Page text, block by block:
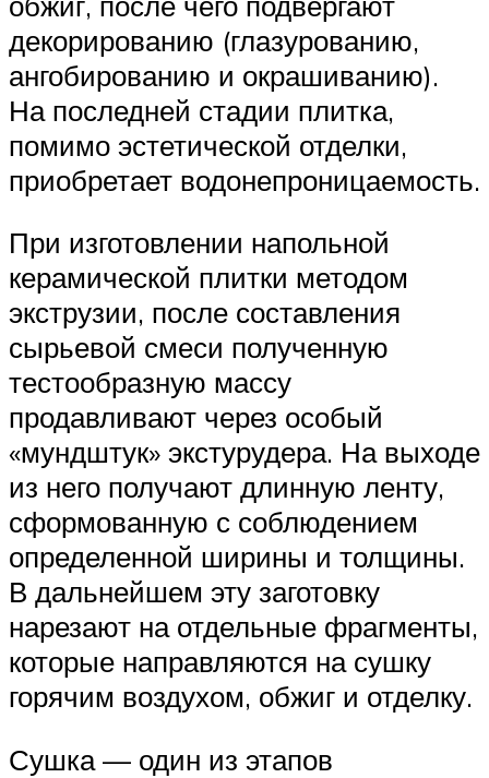
декорированию (глазурованию,
ангобированию и окрашиванию).
На последней стадии плитка,
помимо эстетической отделки,
приобретает водонепроницаемость.
При изготовлении напольной
керамической плитки методом
экструзии, после составления
сырьевой смеси полученную
тестообразную массу
продавливают через особый
«мундштук» экстурудера. На выходе
из него получают длинную ленту,
сформованную с соблюдением
определенной ширины и толщины.
В дальнейшем эту заготовку
нарезают на отдельные фрагменты,
которые направляются на сушку
горячим воздухом, обжиг и отделку.
Сушка — один из этапов